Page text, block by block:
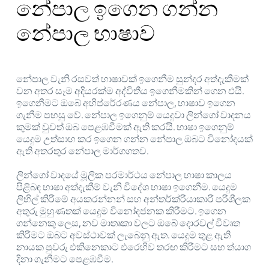
නේපාල ඉගෙන ගන්න
නේපාල භාෂාව
නේපාල වැනි රසවත් භාෂාවක් ඉගෙනීම සුන්දර අත්දැකීමක්
වන අතර සෑම අදියරක්ම අද්විතීය ඉගෙනීමකින් ගෙන එයි.
ඉගෙනීමට ඔබේ අභිප්රේරණය නේපාල, භාෂාව ඉගෙන
ගැනීම පහසු වේ. නේපාල ඉගෙනුම් යෙදුවා ලින්ගෝ වාදනය
කුමක් වුවත් ඔබ පෙළඹවීමක් ඇති කරයි. භාෂා ඉගෙනුම්
යෙදුම උත්සාහ කර ඉගෙන ගන්න නේපාල ඔබට විනෝදයක්
ඇති අතරතුර නේපාල මාර්ගගතව.
ලින්ගෝ වාදයේ මූලික පරමාර්ථය නේපාල භාෂා කාලය
පිළිබඳ භාෂා අත්දැකීම් වැනි විදේශ භාෂා ඉගෙනීම. යෙදුම
ලිහිල් කිරීමේ අයකරන්නන් සහ අන්තර්ක්රියාකාරී පරිශීලක
අතුරු මුහුණතක් යෙදුම විනෝදජනක කිරීමට. ඉගෙන
ගන්නෙකු ලෙස, නව මාතෘකා වලට ඔබේ දොරවල් විවෘත
කිරීමට ඔබට අවස්ථාවක් ලැබෙනු ඇත. යෙදුම තුළ ඇති
නායක පුවරු එකිනෙකාට එරෙහිව තරඟ කිරීමට සහ ත්යාග
දිනා ගැනීමට පෙළඹවීම.